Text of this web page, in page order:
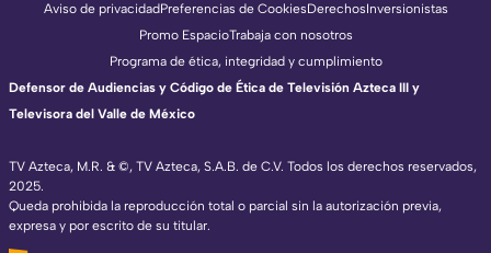
TV Azteca, M.R. & ©, TV Azteca, S.A.B. de C.V. Todos los derechos reservados,
2025.
Queda prohibida la reproducción total o parcial sin la autorización previa,
expresa y por escrito de su titular.
Aviso de privacidadPreferencias de CookiesDerechosInversionistas
Promo EspacioTrabaja con nosotros
Programa de ética, integridad y cumplimiento
Defensor de Audiencias y Código de Ética de Televisión Azteca III y
Televisora del Valle de México